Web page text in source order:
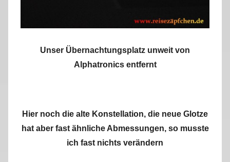
Unser Übernachtungsplatz unweit von
Alphatronics entfernt
Hier noch die alte Konstellation, die neue Glotze
hat aber fast ähnliche Abmessungen, so musste
ich fast nichts verändern